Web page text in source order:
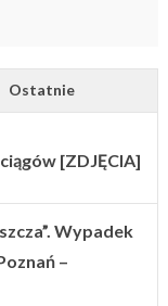
Ostatnie
[ZDJĘCIA]
Wypadek
–